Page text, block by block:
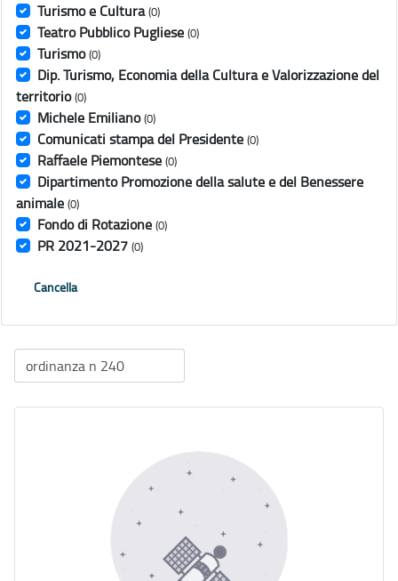
Turismo e Cultura (0)
Teatro Pubblico Pugliese (0)
Turismo (0)
Dip. Turismo, Economia della Cultura e Valorizzazione del
territorio (0)
Michele Emiliano (0)
Comunicati stampa del Presidente (0)
Raffaele Piemontese (0)
Dipartimento Promozione della salute e del Benessere
animale (0)
Fondo di Rotazione (0)
PR 2021-2027 (0)
Cancella